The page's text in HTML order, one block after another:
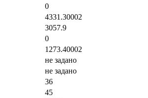
0
4331.30002
3057.9
0
1273.40002
не задано
не задано
36
45